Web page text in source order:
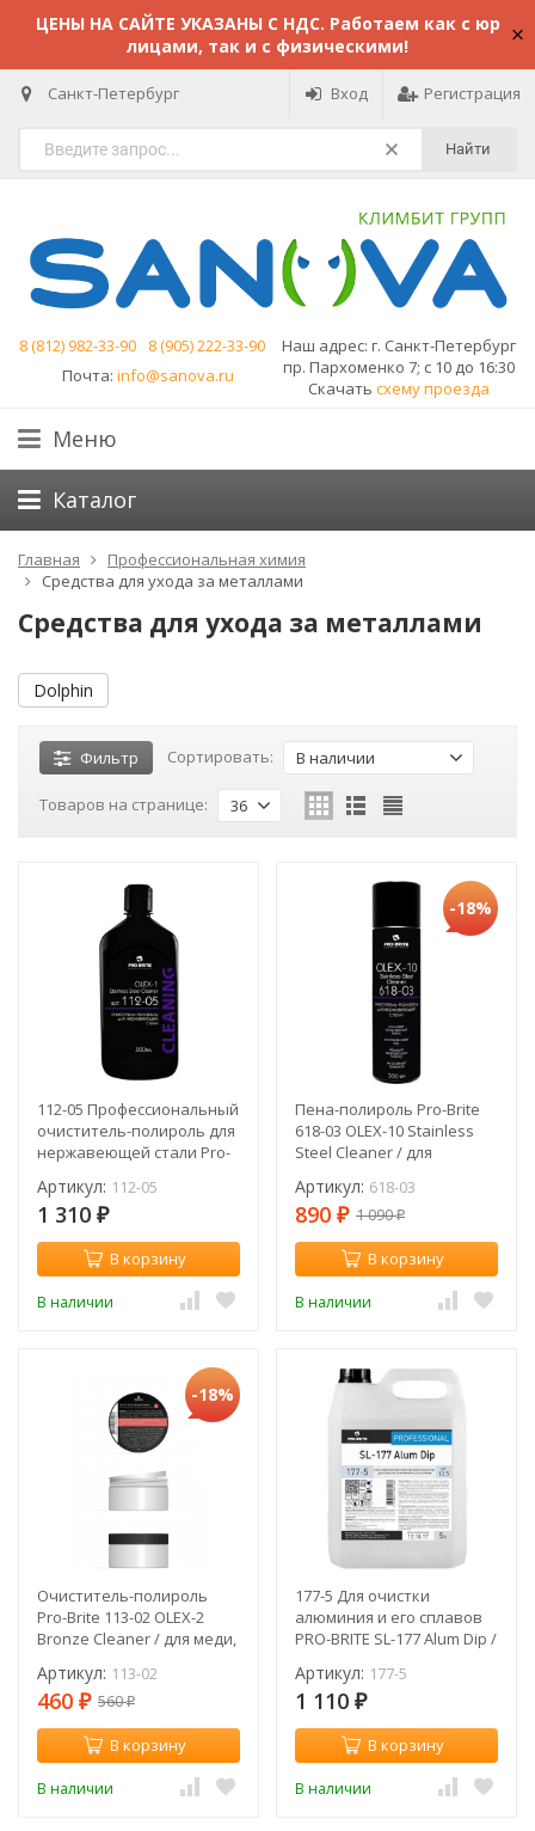
ЦЕНЫ НА САЙТЕ УКАЗАНЫ С НДС. Работаем как с юр
лицами, так и с физическими!
Санкт-Петербург Вход Регистрация
Найти
8 (812) 982-33-90
8 (905) 222-33-90
Почта: info@sanova.ru
Наш адрес: г. Санкт-Петербург
пр. Пархоменко 7; с 10 до 16:30
Скачать схему проезда
Меню
Каталог
Главная
Профессиональная химия
Средства для ухода за металлами
Средства для ухода за металлами
Dolphin
Фильтр Сортировать: В наличии
Товаров на странице: 36
112-05 Профессиональный
очиститель-полироль для
нержавеющей стали Pro-
Артикул: 112-05
1 310 ₽
В корзину
В наличии
-18%
Пена-полироль Pro-Brite
618-03 OLEX-10 Stainless
Steel Cleaner / для
Артикул: 618-03
890 ₽ 1 090₽
В корзину
В наличии
-18%
Очиститель-полироль
Pro-Brite 113-02 OLEX-2
Bronze Cleaner / для меди,
Артикул: 113-02
460 ₽ 560₽
В корзину
В наличии
177-5 Для очистки
алюминия и его сплавов
PRO-BRITE SL-177 Alum Dip /
Артикул: 177-5
1 110 ₽
В корзину
В наличии